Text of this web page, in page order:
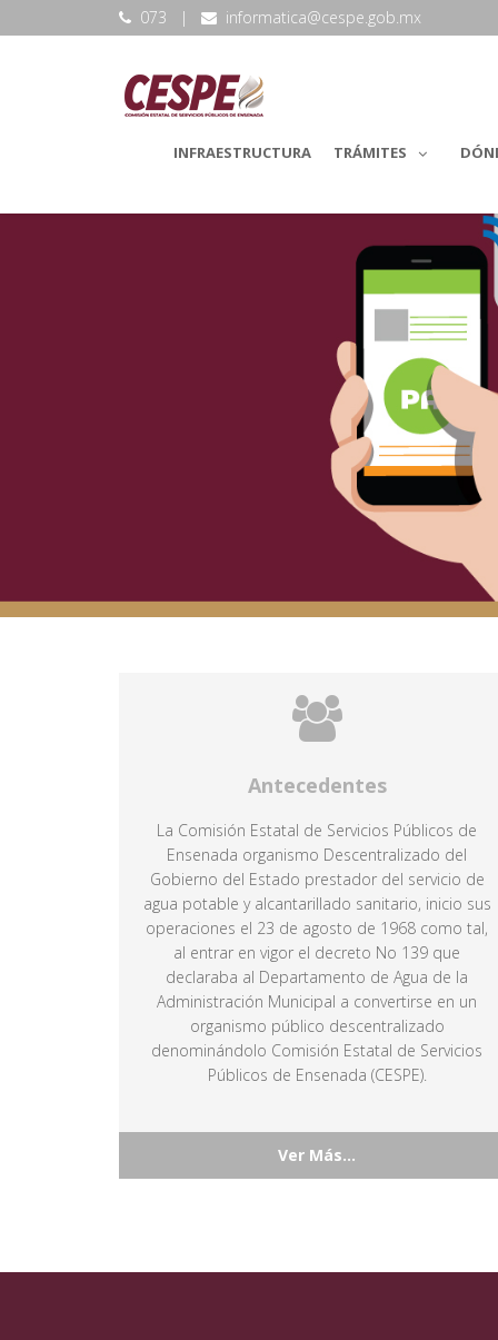
073 | informatica@cespe.gob.mx
INFRAESTRUCTURA TRÁMITES
Antecedentes
La Comisión Estatal de Servicios Públicos de
Ensenada organismo Descentralizado del
Gobierno del Estado prestador del servicio de
agua potable y alcantarillado sanitario, inicio sus
operaciones el 23 de agosto de 1968 como tal,
al entrar en vigor el decreto No 139 que
declaraba al Departamento de Agua de la
Administración Municipal a convertirse en un
organismo público descentralizado
denominándolo Comisión Estatal de Servicios
Públicos de Ensenada (CESPE).
Ver Más...